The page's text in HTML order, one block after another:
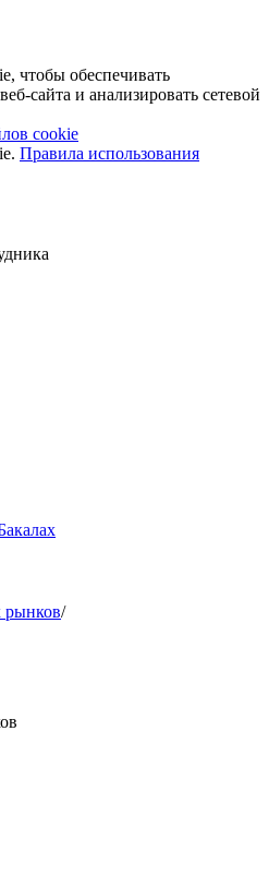
чтобы обеспечивать
сайта и анализировать сетевой
cookie
Правила использования
рынков/